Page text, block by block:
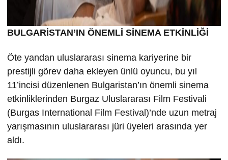
BULGARİSTAN’IN ÖNEMLİ SİNEMA ETKİNLİĞİ
Öte yandan uluslararası sinema kariyerine bir
prestijli görev daha ekleyen ünlü oyuncu, bu yıl
11’incisi düzenlenen Bulgaristan’ın önemli sinema
etkinliklerinden Burgaz Uluslararası Film Festivali
(Burgas International Film Festival)’nde uzun metraj
yarışmasının uluslararası jüri üyeleri arasında yer
aldı.